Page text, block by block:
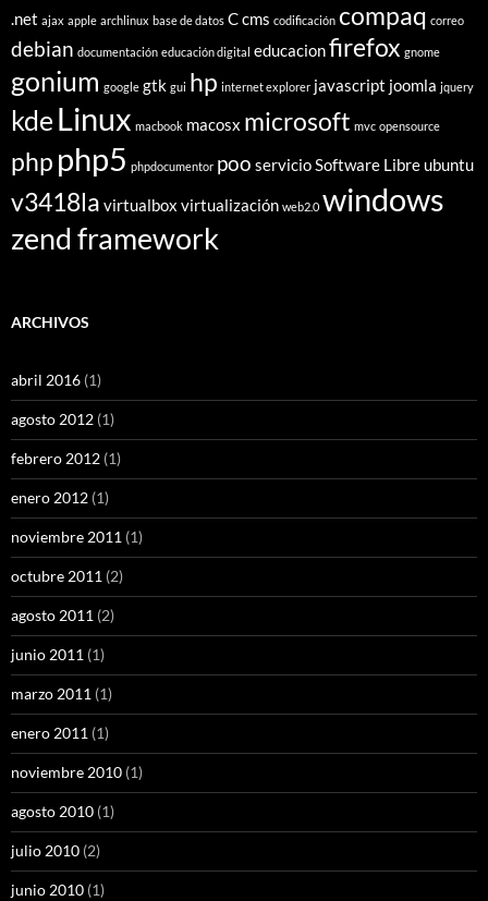
.net ajax apple archlinux base de datos Ccms codificación compaq correo
debian documentación educación digital educacionfirefox gnome
gonium google gtk gui hp internet explorer javascript joomla jquery
kde Linux macbook macosx microsoft mvc opensource
php php5 phpdocumentor poo servicioSoftware Libre ubuntu
v3418la virtualbox virtualización web2.0 windows
zend framework
ARCHIVOS
abril 2016 (1)
agosto 2012 (1)
febrero 2012 (1)
enero 2012 (1)
noviembre 2011 (1)
octubre 2011 (2)
agosto 2011 (2)
junio 2011 (1)
marzo 2011 (1)
enero 2011 (1)
noviembre 2010 (1)
agosto 2010 (1)
julio 2010 (2)
junio 2010 (1)